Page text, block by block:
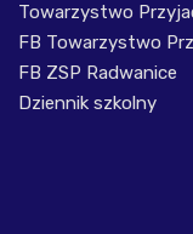
Towarzystwo
FB Towarzystwo
FB ZSP Radwanice
Dziennik szkolny